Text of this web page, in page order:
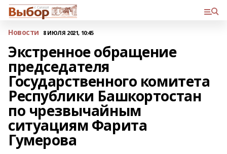
Новости 8 ИЮЛЯ 2021, 10:45
Экстренное обращение
председателя
Государственного комитета
Республики Башкортостан
по чрезвычайным
ситуациям Фарита
Гумерова